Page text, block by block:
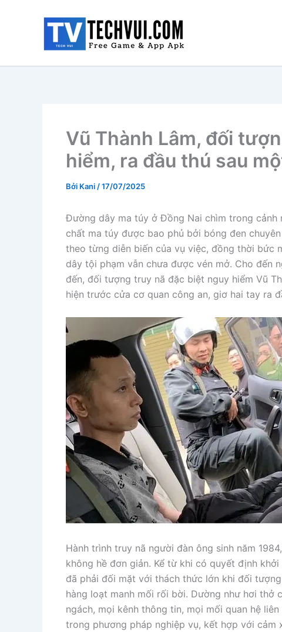
Vũ Thành Lâm, đối
hiểm, ra đầu thú sau
Bởi Kani /17/07/2025
Đường dây ma túy ở Đồng Nai chìm trong
chất ma túy được bao phủ bởi bóng đen
theo từng diễn biến của vụ việc, đồng thời bức
dây tội phạm vẫn chưa được vén mở. Cho đến
đến, đối tượng truy nã đặc biệt nguy hiểm Vũ
hiện trước cửa cơ quan công an, giơ hai tay ra
Hành trình truy nã người đàn ông sinh năm
không hề đơn giản. Kể từ khi có quyết định
đã phải đối mặt với thách thức lớn khi đối
hàng loạt manh mối rối bời. Dường như hơi thở
ngách, mọi kênh thông tin, mọi mối quan hệ
trong phương pháp nghiệp vụ, kết hợp với